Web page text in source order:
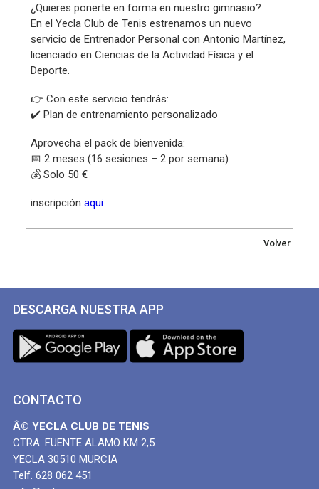
¿Quieres ponerte en forma en nuestro gimnasio?
En el Yecla Club de Tenis estrenamos un nuevo
servicio de Entrenador Personal con Antonio Martínez,
licenciado en Ciencias de la Actividad Física y el
Deporte.
👉 Con este servicio tendrás:
✔️ Plan de entrenamiento personalizado
Aprovecha el pack de bienvenida:
📅 2 meses (16 sesiones – 2 por semana)
💰 Solo 50 €
inscripciónaqui
Volver
DESCARGA NUESTRA APP
CONTACTO
Â© YECLA CLUB DE TENIS
CTRA. FUENTE ALAMO KM 2,5.
YECLA 30510 MURCIA
Telf. 628 062 451